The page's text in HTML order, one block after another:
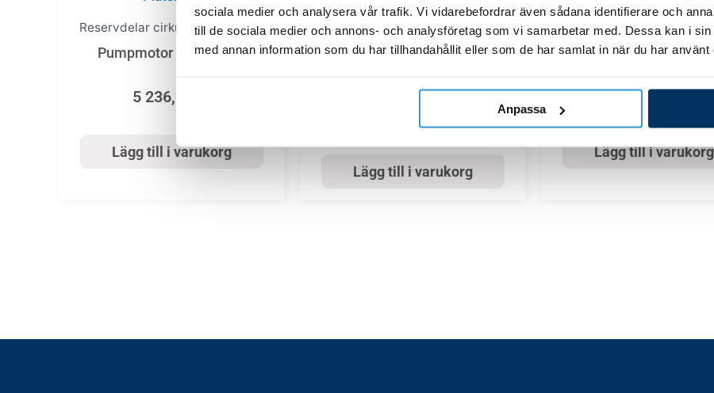
sociala medier och analysera vår trafik. Vi vidarebefordrar även sådana identifierare och
till de sociala medier och annons- och analysföretag som vi samarbetar med. Dessa kan i
med annan information som du har tillhandahållit eller som de har samlat in när du har använt
Anpassa
Reservdelar cirkulationspumpar
Pumpmotor FloPro 75T
5 236,00
Lägg till i varukorg
Reservdelar cirkulationspumpar
Motorplatta (platta och O-ring)
Lägg till i varukorg
Reservdelar
O-ring filterlock FloPro/
283,00
Lägg till i varukorg